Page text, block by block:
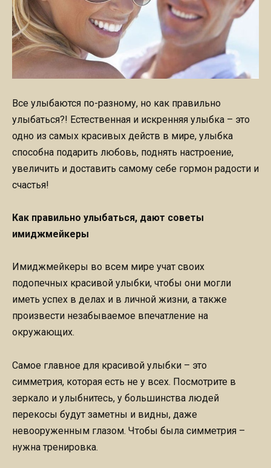
Все улыбаются по-разному, но как правильно
улыбаться?! Естественная и искренняя улыбка – это
одно из самых красивых действ в мире, улыбка
способна подарить любовь, поднять настроение,
увеличить и доставить самому себе гормон радости и
счастья!
Как правильно улыбаться, дают советы
имиджмейкеры
Имиджмейкеры во всем мире учат своих
подопечных красивой улыбки, чтобы они могли
иметь успех в делах и в личной жизни, а также
произвести незабываемое впечатление на
окружающих.
Самое главное для красивой улыбки – это
симметрия, которая есть не у всех. Посмотрите в
зеркало и улыбнитесь, у большинства людей
перекосы будут заметны и видны, даже
невооруженным глазом. Чтобы была симметрия –
нужна тренировка.